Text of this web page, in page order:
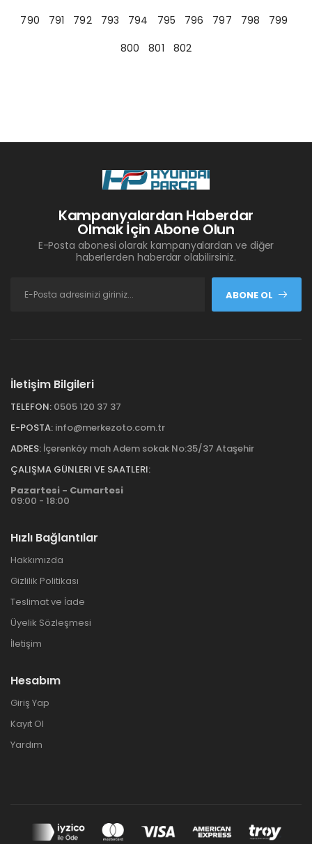
790
791 792 793 794 795 796 797 798
799
800
801 802
Kampanyalardan Haberdar
Olmak İçin Abone Olun
E-Posta abonesi olarak kampanyalardan ve diğer
haberlerden haberdar olabilirsiniz.
ABONE OL
İletişim Bilgileri
TELEFON: 0505 120 37 37
E-POSTA: info@merkezoto.com.tr
ADRES: İçerenköy mah Adem sokak No:35/37 Ataşehir
ÇALIŞMA GÜNLERI VE SAATLERI:
Pazartesi - Cumartesi
09:00 - 18:00
Hızlı Bağlantılar
Hakkımızda
Gizlilik Politikası
Teslimat ve İade
Üyelik Sözleşmesi
İletişim
Hesabım
Giriş Yap
Kayıt Ol
Yardım